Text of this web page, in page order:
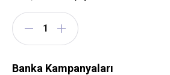
Banka Kampanyaları